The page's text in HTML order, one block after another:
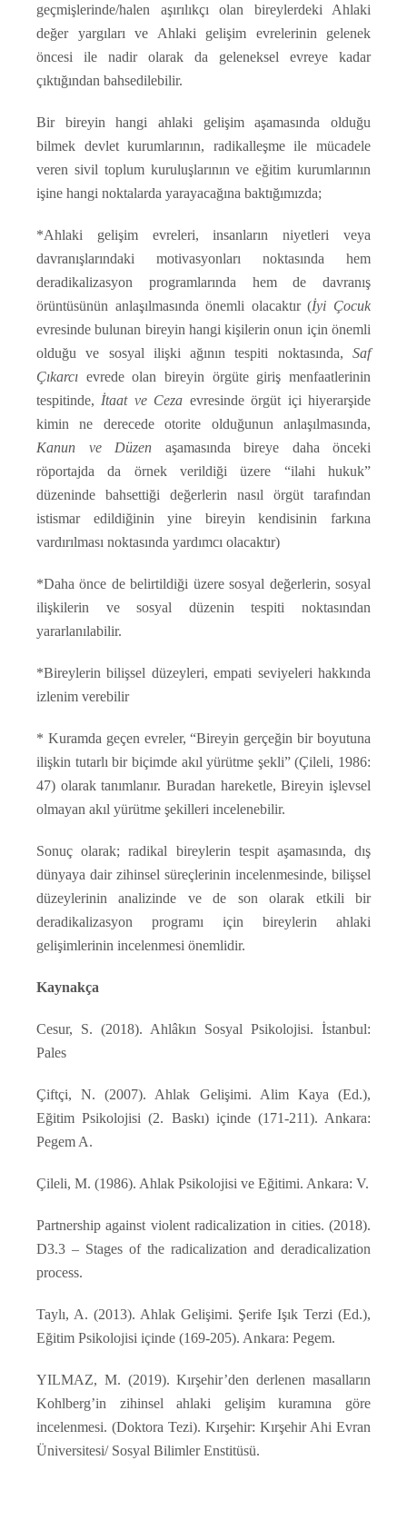
geçmişlerinde/halen aşırılıkçı olan bireylerdeki Ahlaki
değer yargıları ve Ahlaki gelişim evrelerinin gelenek
öncesi ile nadir olarak da geleneksel evreye kadar
çıktığından bahsedilebilir.
Bir bireyin hangi ahlaki gelişim aşamasında olduğu
bilmek devlet kurumlarının, radikalleşme ile mücadele
veren sivil toplum kuruluşlarının ve eğitim kurumlarının
işine hangi noktalarda yarayacağına baktığımızda;
*Ahlaki gelişim evreleri, insanların niyetleri veya
davranışlarındaki motivasyonları noktasında hem
deradikalizasyon programlarında hem de davranış
örüntüsünün anlaşılmasında önemli olacaktır (İyi Çocuk
evresinde bulunan bireyin hangi kişilerin onun için önemli
olduğu ve sosyal ilişki ağının tespiti noktasında, Saf
Çıkarcı evrede olan bireyin örgüte giriş menfaatlerinin
tespitinde, İtaat ve Ceza evresinde örgüt içi hiyerarşide
kimin ne derecede otorite olduğunun anlaşılmasında,
Kanun ve Düzen aşamasında bireye daha önceki
röportajda da örnek verildiği üzere “ilahi hukuk”
düzeninde bahsettiği değerlerin nasıl örgüt tarafından
istismar edildiğinin yine bireyin kendisinin farkına
vardırılması noktasında yardımcı olacaktır)
*Daha önce de belirtildiği üzere sosyal değerlerin, sosyal
ilişkilerin ve sosyal düzenin tespiti noktasından
yararlanılabilir.
*Bireylerin bilişsel düzeyleri, empati seviyeleri hakkında
izlenim verebilir
* Kuramda geçen evreler, “Bireyin gerçeğin bir boyutuna
ilişkin tutarlı bir biçimde akıl yürütme şekli” (Çileli, 1986:
47) olarak tanımlanır. Buradan hareketle, Bireyin işlevsel
olmayan akıl yürütme şekilleri incelenebilir.
Sonuç olarak; radikal bireylerin tespit aşamasında, dış
dünyaya dair zihinsel süreçlerinin incelenmesinde, bilişsel
düzeylerinin analizinde ve de son olarak etkili bir
deradikalizasyon programı için bireylerin ahlaki
gelişimlerinin incelenmesi önemlidir.
Kaynakça
Cesur, S. (2018). Ahlâkın Sosyal Psikolojisi. İstanbul:
Pales
Çiftçi, N. (2007). Ahlak Gelişimi. Alim Kaya (Ed.),
Eğitim Psikolojisi (2. Baskı) içinde (171-211). Ankara:
Pegem A.
Çileli, M. (1986). Ahlak Psikolojisi ve Eğitimi. Ankara: V.
Partnership against violent radicalization in cities. (2018).
D3.3 – Stages of the radicalization and deradicalization
process.
Taylı, A. (2013). Ahlak Gelişimi. Şerife Işık Terzi (Ed.),
Eğitim Psikolojisi içinde (169-205). Ankara: Pegem.
YILMAZ, M. (2019). Kırşehir’den derlenen masalların
Kohlberg’in zihinsel ahlaki gelişim kuramına göre
incelenmesi. (Doktora Tezi). Kırşehir: Kırşehir Ahi Evran
Üniversitesi/ Sosyal Bilimler Enstitüsü.